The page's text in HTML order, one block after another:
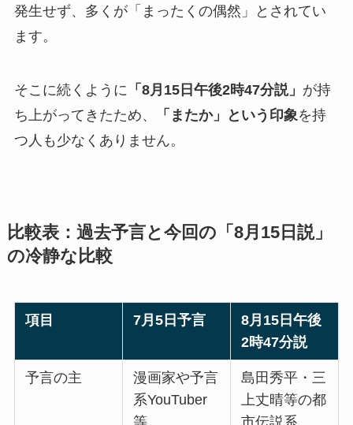
発生せず、多くが「まったくの偶然」とされてい
ます。
そこに続くように 「8月15日午後2時47分説」 が持
ち上がってきたため、
「またか」という印象 を持
つ人も少なくありません。
比較表：過去予言と今回の「8月15日説」
の冷静な比較
項目 7月5日予言
8月15日午後
2時47分説
予言の主
漫画家や予言
系YouTuber
等
島田秀平・三
上丈晴等の都
市伝説系